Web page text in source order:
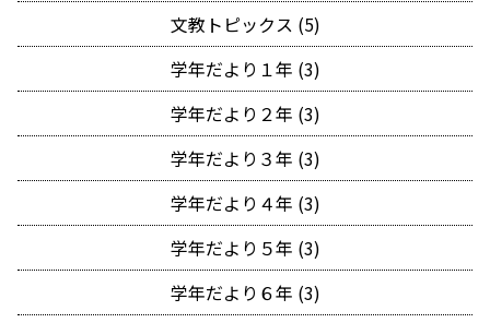
文教トピックス (5)
学年だより１年 (3)
学年だより２年 (3)
学年だより３年 (3)
学年だより４年 (3)
学年だより５年 (3)
学年だより６年 (3)